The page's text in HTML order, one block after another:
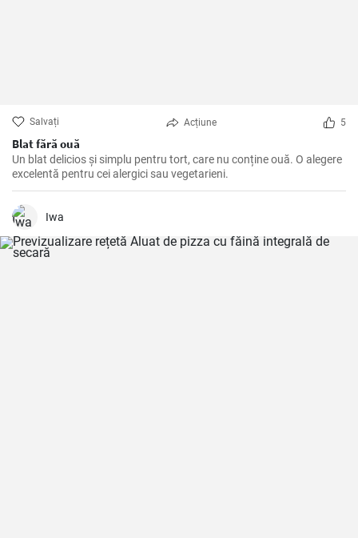
Salvați Acțiune 5
Blat fără ouă
Un blat delicios și simplu pentru tort, care nu conține ouă. O alegere
excelentă pentru cei alergici sau vegetarieni.
Iwa